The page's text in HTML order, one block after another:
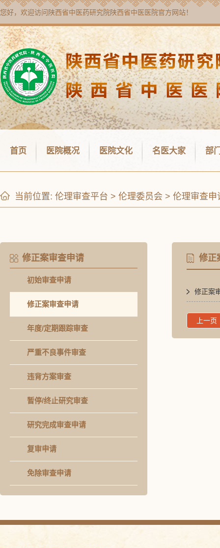
您好，欢迎访问 陕西省中医药研究院陕西省中医医院官方网站！
首页 医院概况 医院文化 名医大家 部
当前位置: 伦理审查平台 > 伦理委员会 > 伦理审查申
修正案审查申请
初始审查申请
修正案审查申请
年度/定期跟踪审查
严重不良事件审查
违背方案审查
暂停/终止研究审查
研究完成审查申请
复审申请
免除审查申请
修正
修正案
上一页